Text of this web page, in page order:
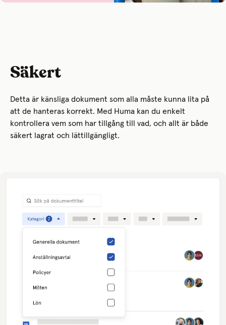
Säkert
Detta är känsliga dokument som alla måste kunna lita på
att de hanteras korrekt. Med Huma kan du enkelt
kontrollera vem som har tillgång till vad, och allt är både
säkert lagrat och lättillgängligt.